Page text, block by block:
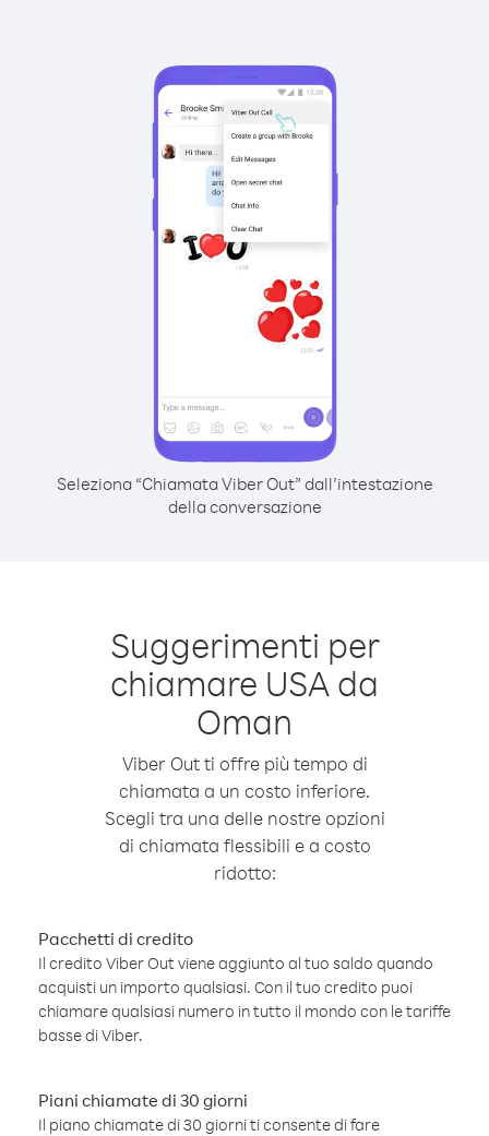
Seleziona “Chiamata Viber Out” dall’intestazione
della conversazione
Suggerimenti per
chiamare USA da
Oman
Viber Out ti offre più tempo di
chiamata a un costo inferiore.
Scegli tra una delle nostre opzioni
di chiamata flessibili e a costo
ridotto:
Pacchetti di credito
Il credito Viber Out viene aggiunto al tuo saldo quando
acquisti un importo qualsiasi. Con il tuo credito puoi
chiamare qualsiasi numero in tutto il mondo con le tariffe
basse di Viber.
Piani chiamate di 30 giorni
Il piano chiamate di 30 giorni ti consente di fare